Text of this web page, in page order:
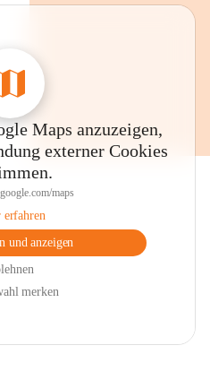
Maps anzuzeigen,
externer Cookies
maps
erfahren
und anzeigen
merken